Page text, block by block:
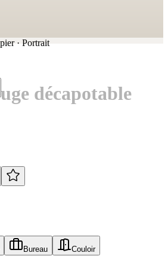
· Portrait
décapotable
Bureau Couloir